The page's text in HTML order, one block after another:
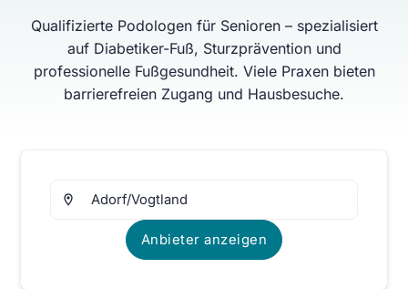
Qualifizierte Podologen für Senioren – spezialisiert
auf Diabetiker-Fuß, Sturzprävention und
professionelle Fußgesundheit. Viele Praxen bieten
barrierefreien Zugang und Hausbesuche.